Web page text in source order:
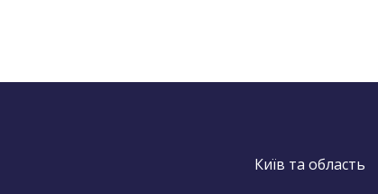
Київ та область